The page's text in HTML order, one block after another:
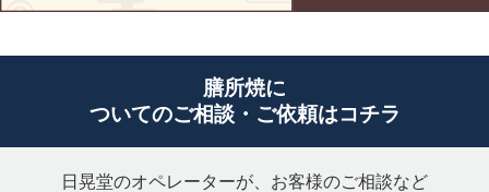
膳所焼に
ついてのご相談・ご依頼はコチラ
日晃堂のオペレーターが、お客様のご相談など